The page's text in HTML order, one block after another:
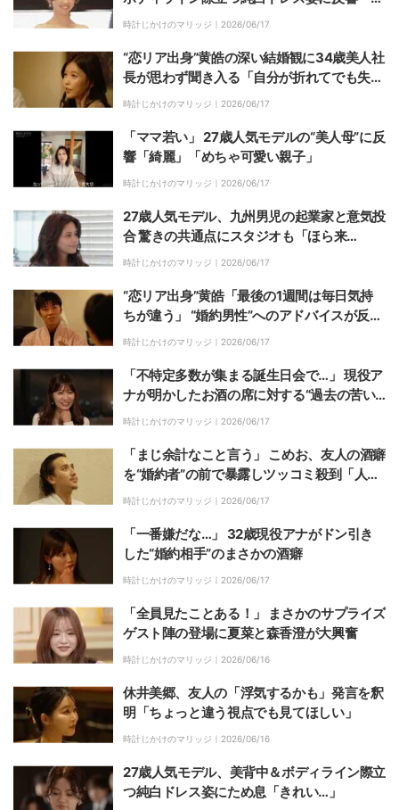
合うなぁ」「めっっっっっちゃきれい」
時計じかけのマリッジ｜ 2026/06/17
“恋リア出身”黄皓の深い結婚観に34歳美人社
長が思わず聞き入る「自分が折れてでも失い
たくない人と…」
時計じかけのマリッジ｜ 2026/06/17
「ママ若い」 27歳人気モデルの“美人母”に反
響「綺麗」「めちゃ可愛い親子」
時計じかけのマリッジ｜ 2026/06/17
27歳人気モデル、九州男児の起業家と意気投
合 驚きの共通点にスタジオも「ほら来
た！」
時計じかけのマリッジ｜ 2026/06/17
“恋リア出身”黄皓「最後の1週間は毎日気持
ちが違う」 “婚約男性”へのアドバイスが反響
「説得力ある」
時計じかけのマリッジ｜ 2026/06/17
「不特定多数が集まる誕生日会で…」 現役ア
ナが明かしたお酒の席に対する“過去の苦い
トラウマ”
時計じかけのマリッジ｜ 2026/06/17
「まじ余計なこと言う」 こめお、友人の酒癖
を“婚約者”の前で暴露しツッコミ殺到「人選
ミス」
時計じかけのマリッジ｜ 2026/06/17
「一番嫌だな…」 32歳現役アナがドン引き
した“婚約相手”のまさかの酒癖
時計じかけのマリッジ｜ 2026/06/17
「全員見たことある！」 まさかのサプライズ
ゲスト陣の登場に夏菜と森香澄が大興奮
時計じかけのマリッジ｜ 2026/06/16
休井美郷、友人の「浮気するかも」発言を釈
明「ちょっと違う視点でも見てほしい」
時計じかけのマリッジ｜ 2026/06/16
27歳人気モデル、美背中＆ボディライン際立
つ純白ドレス姿にため息「きれい…」